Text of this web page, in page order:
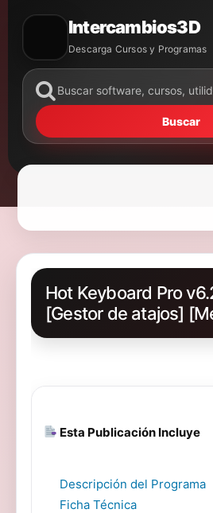
Intercambios3D
Descarga Cursos y Programas
Buscar
Hot Keyboard Pro
[Gestor de atajos]
Esta Publicación Incluye
Descripción del Programa
Ficha Técnica